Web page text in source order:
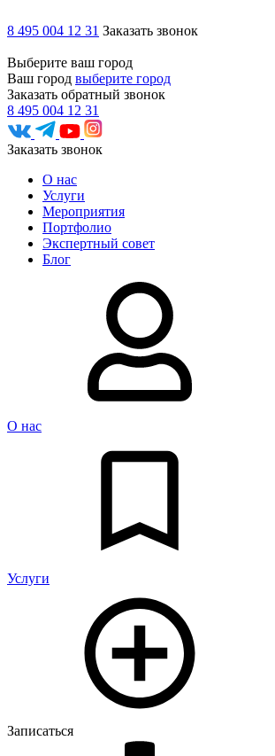
8 495 004 12 31 Заказать звонок
Выберите ваш город
Ваш город выберите город
Заказать обратный звонок
8 495 004 12 31
Заказать звонок
О нас
Услуги
Мероприятия
Портфолио
Экспертный совет
Блог
О нас
Услуги
Записаться